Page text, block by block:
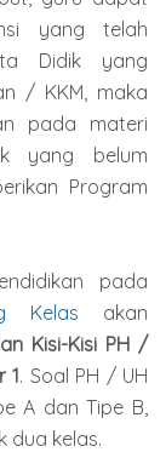
yang telah
Didik yang
/ KKM, maka
pada materi
yang belum
Program
pada
Kelas akan
Kisi-Kisi PH /
1. Soal PH / UH
A dan Tipe B,
dua kelas.